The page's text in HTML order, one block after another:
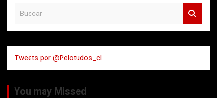
a
rTweets por @Pelotudos_cl
You may Missed